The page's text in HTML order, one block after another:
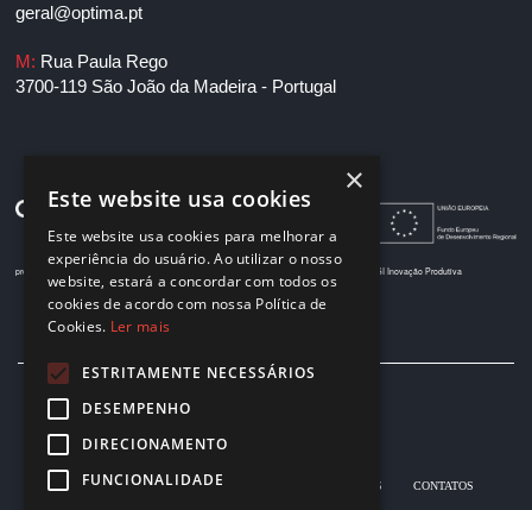
geral@optima.pt
M: Rua Paula Rego
3700-119 São João da Madeira - Portugal
projeto 33408 - Morphing.Tech SI Inovação Produtiva
ÌNICIO SOBRE NÓS PARCEIROS
CONTATOS
×
Este website usa cookies
Este website usa cookies para melhorar a
experiência do usuário. Ao utilizar o nosso
website, estará a concordar com todos os
cookies de acordo com nossa Política de
Cookies. Ler mais
ESTRITAMENTE NECESSÁRIOS
DESEMPENHO
DIRECIONAMENTO
FUNCIONALIDADE